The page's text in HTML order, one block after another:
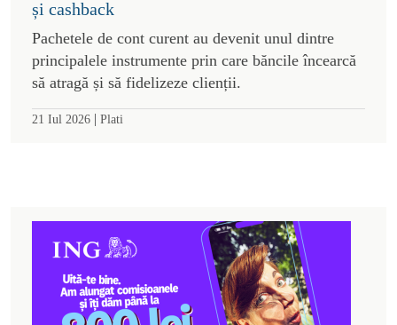
și cashback
Pachetele de cont curent au devenit unul dintre
principalele instrumente prin care băncile încearcă
să atragă și să fidelizeze clienții.
21 Iul 2026 | Plati